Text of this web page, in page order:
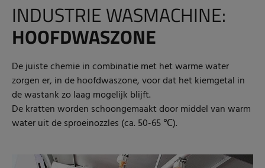
INDUSTRIE WASMACHINE:
HOOFDWASZONE
De juiste chemie in combinatie met het warme water
zorgen er, in de hoofdwaszone, voor dat het kiemgetal in
de wastank zo laag mogelijk blijft.
De kratten worden schoongemaakt door middel van warm
water uit de sproeinozzles (ca. 50-65 ℃).